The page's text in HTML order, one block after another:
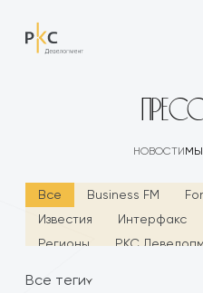
НОВОСТИМЫ
Все Business FM
Известия
Интерфакс
Регионы
РКС
Все теги